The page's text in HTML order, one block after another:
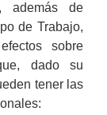
además de
de Trabajo,
sobre
dado su
tener las